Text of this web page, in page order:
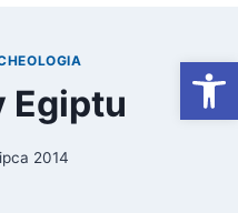
Egiptu
2014